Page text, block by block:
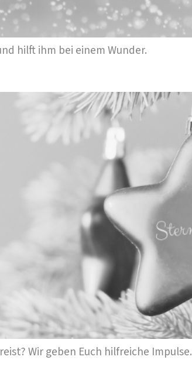
hilft ihm bei einem Wunder.
Wir geben Euch hilfreiche Impulse.